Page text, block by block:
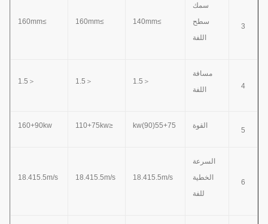
3
سمك
سطح
اللفة
≥140mm
≥160mm
≥160mm
4
مسافة
اللفة
＜1.5
＜1.5
＜1.5
5
القوة 55+75(90)kw
≤110+75kw
160+90kw
6
السرعة
الخطية
للفة
18.415.5m/s
18.415.5m/s
18.415.5m/s